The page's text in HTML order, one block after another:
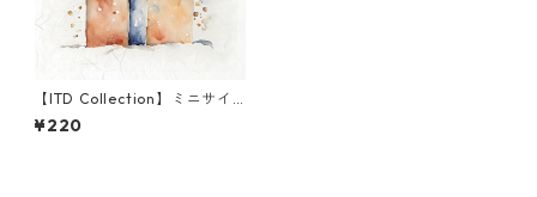
【ITD Collection】ミニサイ
ズ ライスペーパー RSM1421
デコパージュ
¥220